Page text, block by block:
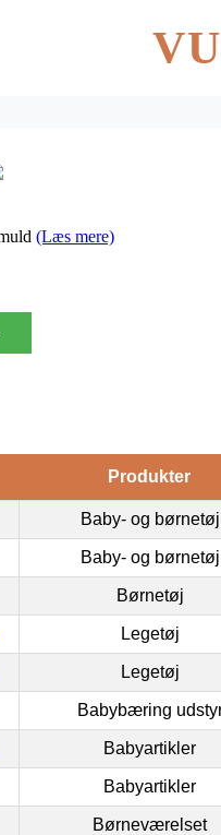
(Læs mere)
Produkter
Baby- og børnetøj
Baby- og børnetøj
Børnetøj
Legetøj
Legetøj
Babybæring
Babyartikler
Babyartikler
Børneværelset